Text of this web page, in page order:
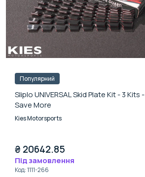
Популярний
Sliplo UNIVERSAL Skid Plate Kit - 3 Kits -
Save More
Kies Motorsports
₴ 20642.85
Під замовлення
Код:1111-266